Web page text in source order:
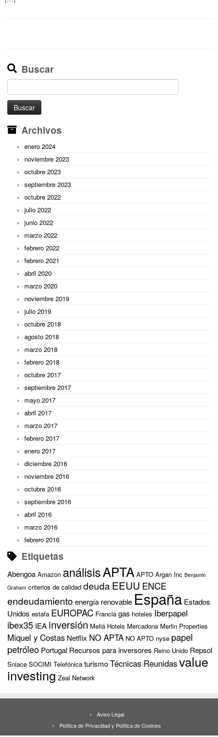
Buscar
Buscar:
Archivos
enero 2024
noviembre 2023
octubre 2023
septiembre 2023
octubre 2022
julio 2022
junio 2022
marzo 2022
febrero 2022
febrero 2021
abril 2020
marzo 2020
noviembre 2019
julio 2019
octubre 2018
agosto 2018
marzo 2018
febrero 2018
octubre 2017
septiembre 2017
mayo 2017
abril 2017
marzo 2017
febrero 2017
enero 2017
diciembre 2016
noviembre 2016
octubre 2016
septiembre 2016
abril 2016
marzo 2016
febrero 2016
Etiquetas
Abengoa Amazon análisisAPTA APTO Argan Inc Benjamin
Graham criterios de calidad deudaEEUU ENCE
endeudamiento energía renovable España Estados
Unidos estafa EUROPAC Francia gas hoteles Iberpapel
ibex35 IEA inversión Meliá Hotels Mercadona Merlin Properties
Miquel y Costas Netflix NO APTA NO APTO nyse papel
petróleo Portugal Recursos para inversores Reino Unido Repsol
Sniace SOCIMI Telefónica turismoTécnicas Reunidasvalue
investing Zeal Network
Aviso Legal
Política de Privacidad y Política de Cookies